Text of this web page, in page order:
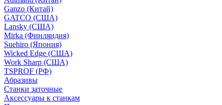
Ganzo (Китай)
GATCO (США)
Lansky (США)
Mirka (Финляндия)
Suehiro (Япония)
Wicked Edge (США)
Work Sharp (США)
TSPROF (РФ)
Абразивы
Станки заточные
Аксессуары к станкам